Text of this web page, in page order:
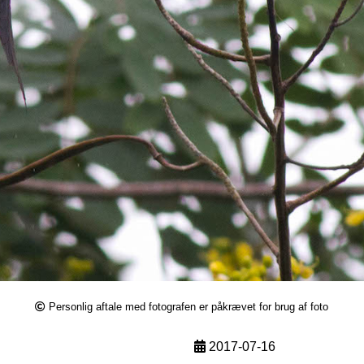
Personlig aftale med fotografen er påkrævet for brug af foto
2017-07-16